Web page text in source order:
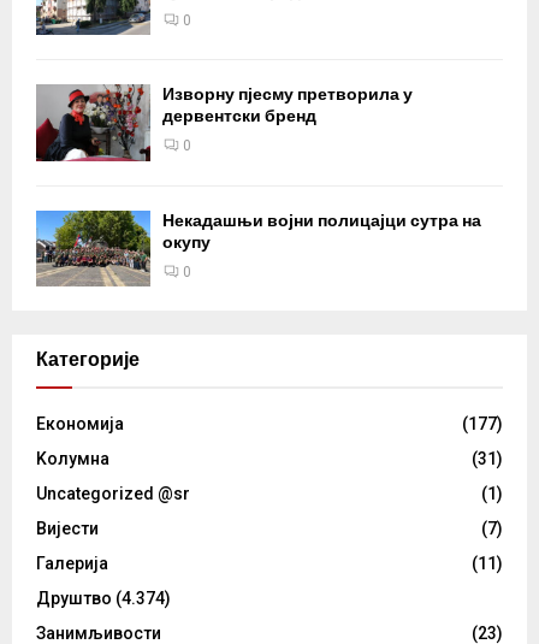
0
Изворну пјесму претворила у
дервентски бренд
0
Некадашњи војни полицајци сутра на
окупу
0
Категорије
Eкономија
(177)
Kолумнa
(31)
Uncategorized @sr
(1)
Вијести
(7)
Галерија
(11)
Друштво (4.374)
Занимљивости
(23)